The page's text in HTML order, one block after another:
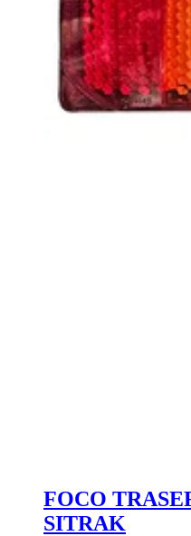
FOCO
SITRAK